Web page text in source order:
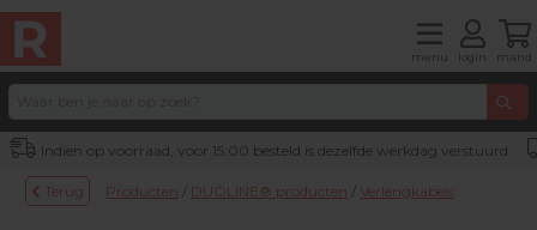
menu login mand
Indien op voorraad, voor 15:00 besteld is dezelfde werkdag verstuurd
Terug Producten / DUOLINE® producten / Verlengkabels